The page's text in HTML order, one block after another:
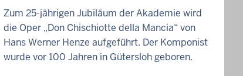
Zum 25-jährigen Jubiläum der Akademie wird
die Oper „Don Chischiotte della Mancia“ von
Hans Werner Henze aufgeführt. Der Komponist
wurde vor 100 Jahren in Gütersloh geboren.